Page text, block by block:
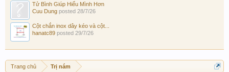
Tử Bình Giúp Hiểu Mình Hơn
Cuu Dung posted 28/7/26
Cột chắn inox dây kéo và cột...
hanatc89 posted 29/7/26
Trang chủ Trị nám